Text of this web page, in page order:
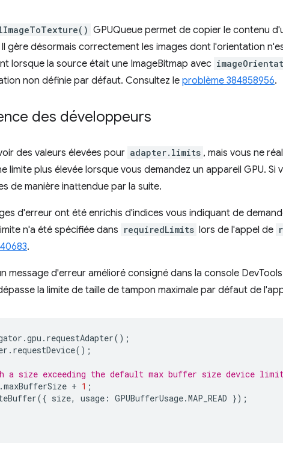
GPUQueue permet de copier le contenu
gère désormais correctement les images dont l'orientation
lorsque la source était une ImageBitmap avec
non définie par défaut. Consultez le problème 384858956.
des développeurs
des valeurs élevées pour adapter.limits , mais vous ne
limite plus élevée lorsque vous demandez un appareil GPU. Si
de manière inattendue par la suite.
d'erreur ont été enrichis d'indices vous indiquant de
n'a été spécifiée dans requiredLimits lors de l'appel de
.
message d'erreur amélioré consigné dans la console
la limite de taille de tampon maximale par défaut de
.gpu . requestAdapter();
. requestDevice();
a size exceeding the default max buffer size device
.maxBufferSize + 1 ;
({ size, usage : GPUBufferUsage.MAP_READ });